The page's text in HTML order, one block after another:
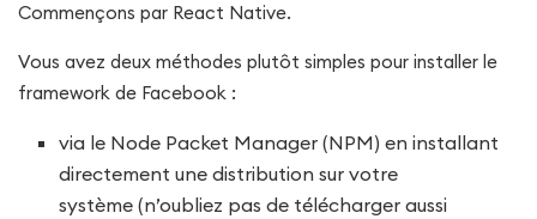
Commençons par React Native.
Vous avez deux méthodes plutôt simples pour installer le
framework de Facebook :
via le Node Packet Manager (NPM) en installant
directement une distribution sur votre
système (n’oubliez pas de télécharger aussi